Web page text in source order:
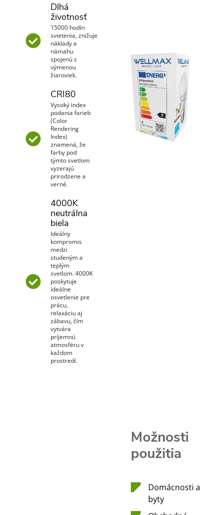
Dlhá
životnosť
15000 hodín
svietenia, znižuje
náklady a
námahu
spojenú s
výmenou
žiaroviek.
CRI80
Vysoký index
podania farieb
(Color
Rendering
Index)
znamená, že
farby pod
týmto svetlom
vyzerajú
prirodzene a
verné.
4000K
neutrálna
biela
Ideálny
kompromis
medzi
studeným a
teplým
svetlom. 4000K
poskytuje
ideálne
osvetlenie pre
prácu,
relaxáciu aj
zábavu, čím
vytvára
príjemnú
atmosféru v
každom
prostredí.
Možnosti
použitia
Domácnosti a
byty